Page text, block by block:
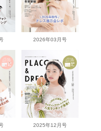
2026年03月号
2025年12月号